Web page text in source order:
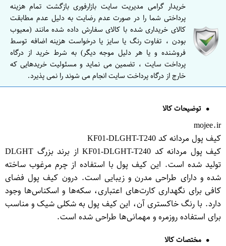
خریدار گرامی مدیریت سایت بازارفوری بازگشت تمام هزینه
پرداختی شما را در صورت عدم رضایت به دلیل عدم مطابقت
کالای خریداری شده با کالای سفارش داده شده مانند (معیوب
بودن ، تفاوت رنگ یا سایز یا درخواست هزینه اضافه توسط
فروشنده و یا هر دلیل موجه دیگر) به شرط خرید از درگاه
پرداخت سایت ، تضمین می نماید و مسئولیت خریدهایی که
خارج از درگاه پرداخت سایت انجام می شوند را نمی پذیرد.
توضیحات کالا
mojee.ir
کیف پول مردانه کد KF01-DLGHT-T240
کیف پول مردانه کد KF01-DLGHT-T240 از برند بزرگ DLGHT
تولید شده است. این کیف پول با استفاده از چرم مرغوب ساخته
شده و دارای طراحی مدرن و زیبایی است. درون کیف پول فضای
کافی برای نگهداری کارت‌های اعتباری، سکه‌ها و اسکناس‌ها وجود
دارد. با رنگ خاکستری آن، این کیف پول به شکلی شیک و مناسب
برای استفاده روزمره و مهمانی‌ها طراحی شده است.
مختصات کالا